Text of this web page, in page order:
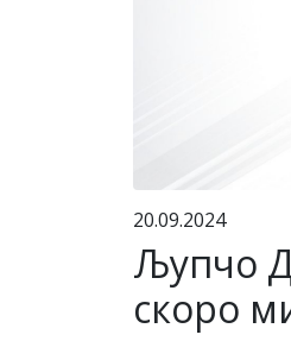
20.09.2024
Љупчо
скоро